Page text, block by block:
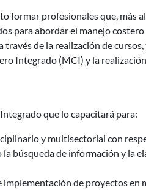
profesionales que, más
para abordar el manejo
de la realización de
Integrado (MCI) y la
que lo capacitará para:
y multisectorial con
búsqueda de información y la
de proyectos en